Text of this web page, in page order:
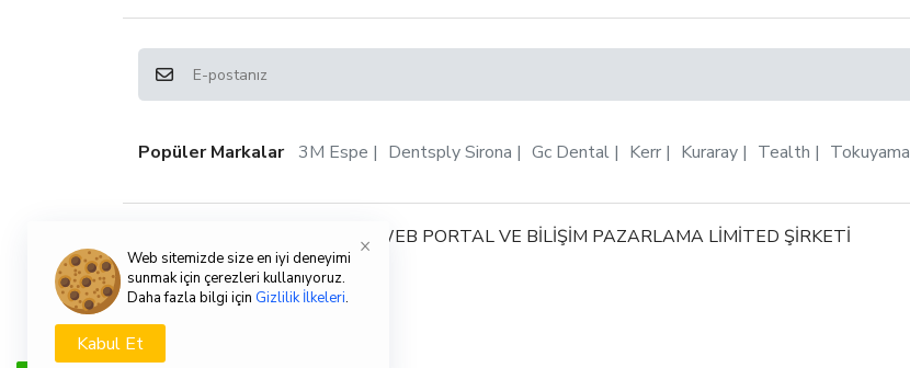
Popüler Markalar 3M Espe Dentsply Sirona Gc Dental Kerr Kuraray Tealth Tokuyama
Copyright © 2024, EDENTAL WEB PORTAL VE BİLİŞİM PAZARLAMA LİMİTED ŞİRKETİ
Web sitemizde size en iyi deneyimi
sunmak için çerezleri kullanıyoruz.
Daha fazla bilgi için Gizlilik İlkeleri.
Kabul Et
×